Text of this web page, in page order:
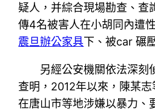
疑人，并綜合現場勘查、查
傳4名被害人在小胡同內遭
震旦辦公家具下、被car 碾
另經公安機關依法深刻
查明，2012年以來，陳某志
在唐山市等地涉嫌以暴力、